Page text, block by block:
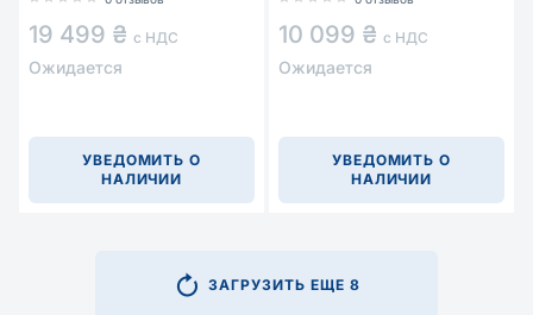
19 499 ₴ с НДС
Ожидается
УВЕДОМИТЬ О
НАЛИЧИИ
10 099 ₴ с НДС
Ожидается
УВЕДОМИТЬ О
НАЛИЧИИ
ЗАГРУЗИТЬ ЕЩЕ 8